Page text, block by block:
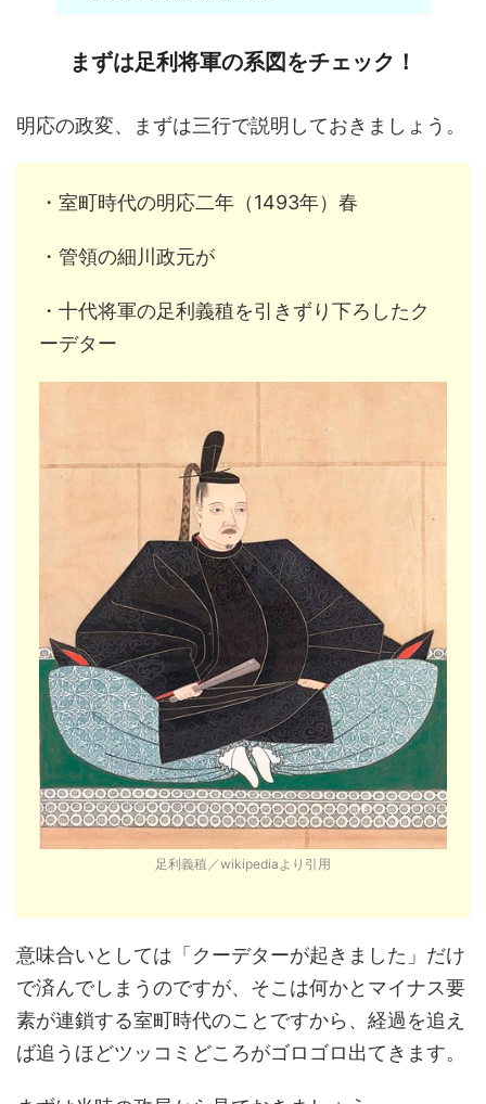
まずは足利将軍の系図をチェック！
明応の政変、まずは三行で説明しておきましょう。
・室町時代の明応二年（1493年）春
・管領の細川政元が
・十代将軍の足利義稙を引きずり下ろしたク
ーデター
足利義稙／wikipediaより引用
意味合いとしては「クーデターが起きました」だけ
で済んでしまうのですが、そこは何かとマイナス要
素が連鎖する室町時代のことですから、経過を追え
ば追うほどツッコミどころがゴロゴロ出てきます。